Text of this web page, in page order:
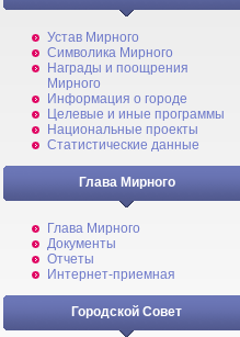
Устав Мирного
Символика Мирного
Награды и поощрения
Мирного
Информация о городе
Целевые и иные программы
Национальные проекты
Статистические данные
Глава Мирного
Глава Мирного
Документы
Отчеты
Интернет-приемная
Городской Совет